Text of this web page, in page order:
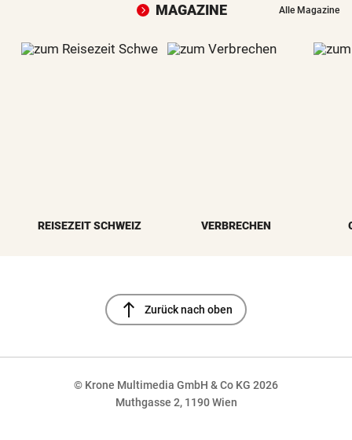
MAGAZINE Alle Magazine
REISEZEIT SCHWEIZ VERBRECHEN
north Zurück nach oben
© Krone Multimedia GmbH & Co KG 2026
Muthgasse 2, 1190 Wien